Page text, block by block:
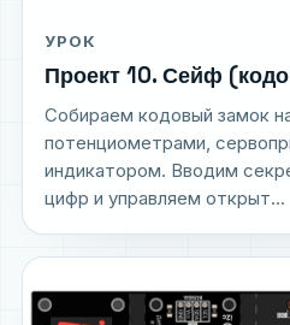
УРОК
Проект 10. Сейф
Собираем кодовый замок
потенциометрами,
индикатором. Вводим
цифр и управляем открыт...